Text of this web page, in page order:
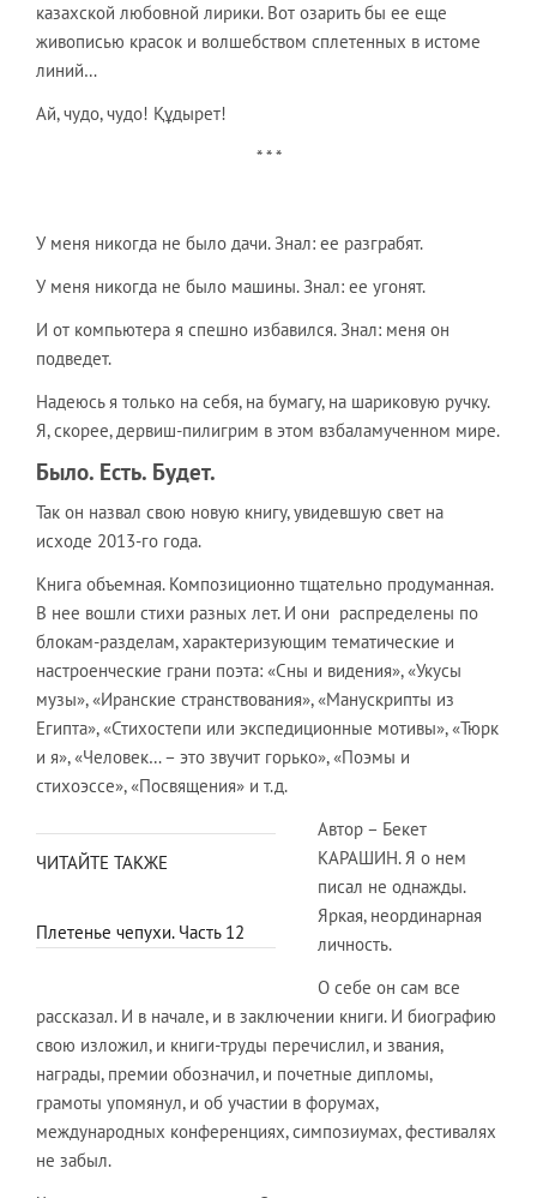
казахской любовной лирики. Вот озарить бы ее еще
живописью красок и волшебством сплетенных в истоме
линий…
Ай, чудо, чудо! Құдырет!
* * *
У меня никогда не было дачи. Знал: ее разграбят.
У меня никогда не было машины. Знал: ее угонят.
И от компьютера я спешно избавился. Знал: меня он
подведет.
Надеюсь я только на себя, на бумагу, на шариковую ручку.
Я, скорее, дервиш-пилигрим в этом взбаламученном мире.
Было. Есть. Будет.
Так он назвал свою новую книгу, увидевшую свет на
исходе 2013-го года.
Книга объемная. Композиционно тщательно продуманная.
В нее вошли стихи разных лет. И они распределены по
блокам-разделам, характеризующим тематические и
настроенческие грани поэта: «Сны и видения», «Укусы
музы», «Иранские странствования», «Манускрипты из
Египта», «Стихостепи или экспедиционные мотивы», «Тюрк
и я», «Человек… – это звучит горько», «Поэмы и
стихоэссе», «Посвящения» и т.д.
ЧИТАЙТЕ ТАКЖЕ
Плетенье чепухи. Часть 12
Автор – Бекет
КАРАШИН. Я о нем
писал не однажды.
Яркая, неординарная
личность.
О себе он сам все
рассказал. И в начале, и в заключении книги. И биографию
свою изложил, и книги-труды перечислил, и звания,
награды, премии обозначил, и почетные дипломы,
грамоты упомянул, и об участии в форумах,
международных конференциях, симпозиумах, фестивалях
не забыл.